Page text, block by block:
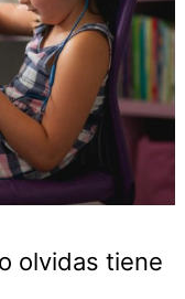
olvidas tiene